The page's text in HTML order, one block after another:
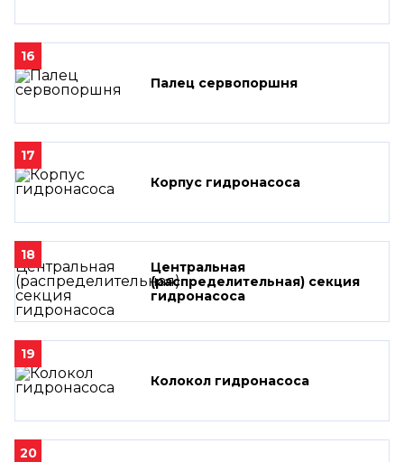
16
Палец сервопоршня
17
Корпус гидронасоса
18
Центральная
(распределительная) секция
гидронасоса
19
Колокол гидронасоса
20